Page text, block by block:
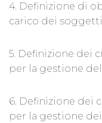
4. Definizione di
carico dei
5. Definizione dei
per la gestione
6. Definizione dei
per la gestione